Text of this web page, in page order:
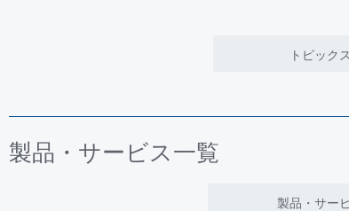
コーティング事業部がポートメッセ名古屋で開催され
に出展いたしました。
コーティング事業部が東京ビッグサイトで開催され
トピック
製品・サービス一覧
製品・サー